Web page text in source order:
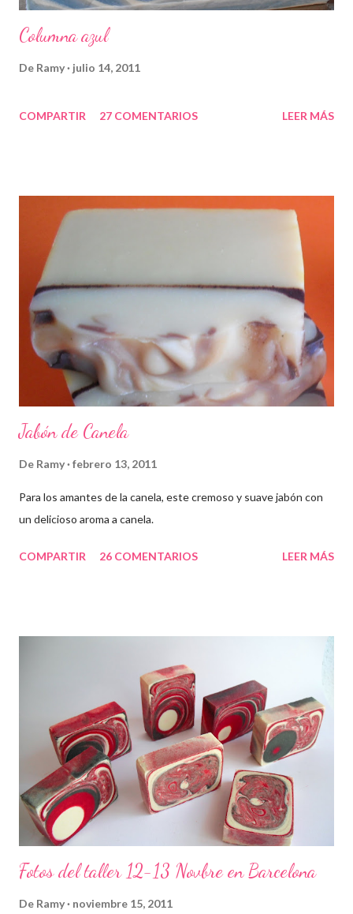
Columna azul
De Ramy julio 14, 2011
COMPARTIR 27 COMENTARIOS LEER MÁS
Jabón de Canela
De Ramy febrero 13, 2011
Para los amantes de la canela, este cremoso y suave jabón con
un delicioso aroma a canela.
COMPARTIR 26 COMENTARIOS LEER MÁS
Fotos del taller 12-13 Novbre en Barcelona
De Ramy noviembre 15, 2011